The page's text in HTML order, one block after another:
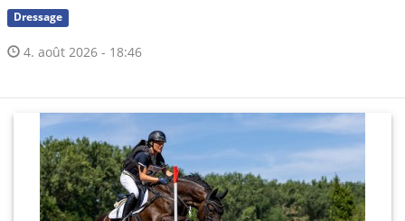
Dressage
4. août 2026 - 18:46